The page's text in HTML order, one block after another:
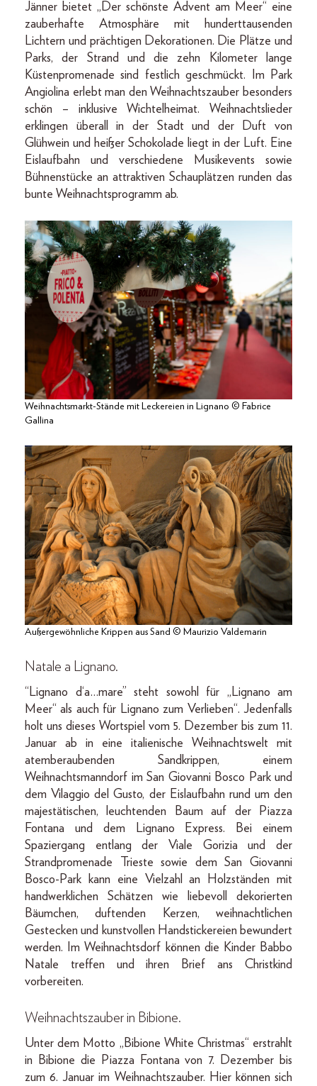
Jänner bietet „Der schönste Advent am Meer“ eine
zauberhafte Atmosphäre mit hunderttausenden
Lichtern und prächtigen Dekorationen. Die Plätze und
Parks, der Strand und die zehn Kilometer lange
Küstenpromenade sind festlich geschmückt. Im Park
Angiolina erlebt man den Weihnachtszauber besonders
schön – inklusive Wichtelheimat. Weihnachtslieder
erklingen überall in der Stadt und der Duft von
Glühwein und heißer Schokolade liegt in der Luft. Eine
Eislaufbahn und verschiedene Musikevents sowie
Bühnenstücke an attraktiven Schauplätzen runden das
bunte Weihnachtsprogramm ab.
Weihnachtsmarkt-Stände mit Leckereien in Lignano © Fabrice
Gallina
Außergewöhnliche Krippen aus Sand © Maurizio Valdemarin
Natale a Lignano.
“Lignano d‘a…mare” steht sowohl für „Lignano am
Meer“ als auch für Lignano zum Verlieben“. Jedenfalls
holt uns dieses Wortspiel vom 5. Dezember bis zum 11.
Januar ab in eine italienische Weihnachtswelt mit
atemberaubenden Sandkrippen, einem
Weihnachtsmanndorf im San Giovanni Bosco Park und
dem Vilaggio del Gusto, der Eislaufbahn rund um den
majestätischen, leuchtenden Baum auf der Piazza
Fontana und dem Lignano Express. Bei einem
Spaziergang entlang der Viale Gorizia und der
Strandpromenade Trieste sowie dem San Giovanni
Bosco-Park kann eine Vielzahl an Holzständen mit
handwerklichen Schätzen wie liebevoll dekorierten
Bäumchen, duftenden Kerzen, weihnachtlichen
Gestecken und kunstvollen Handstickereien bewundert
werden. Im Weihnachtsdorf können die Kinder Babbo
Natale treffen und ihren Brief ans Christkind
vorbereiten.
Weihnachtszauber in Bibione.
Unter dem Motto „Bibione White Christmas“ erstrahlt
in Bibione die Piazza Fontana von 7. Dezember bis
zum 6. Januar im Weihnachtszauber. Hier können sich